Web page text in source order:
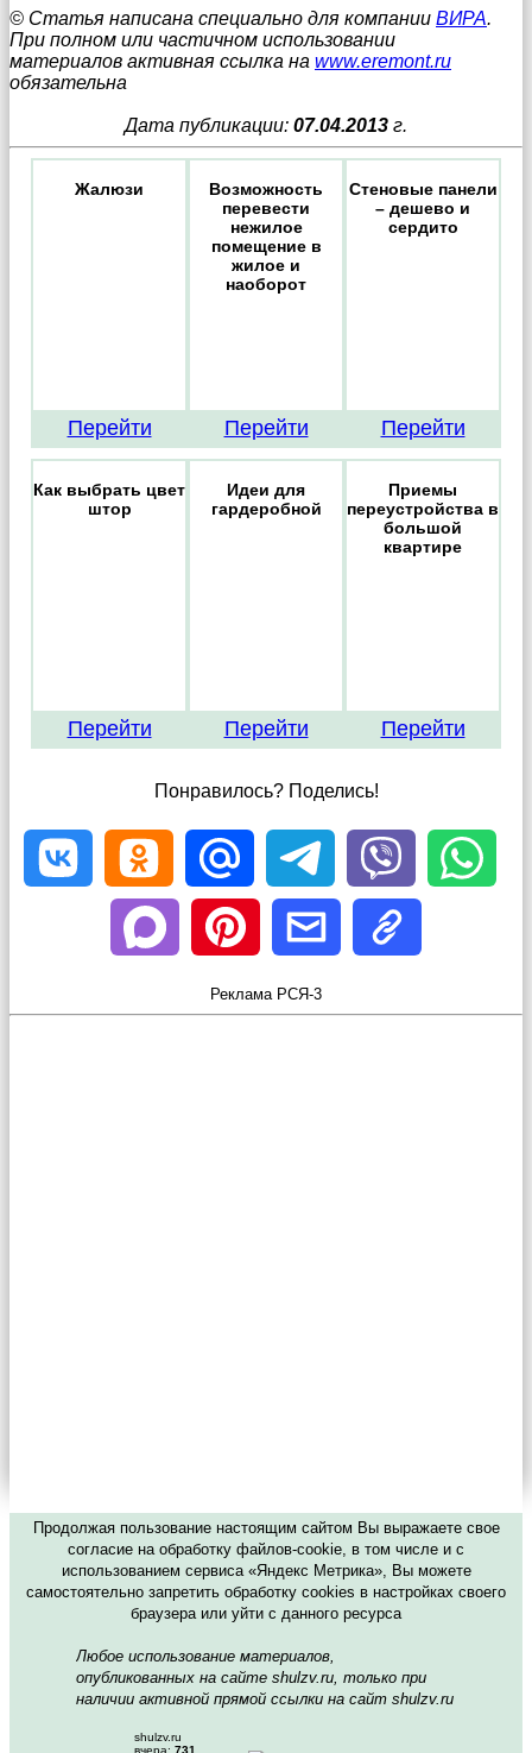
© Статья написана специально для компании ВИРА.
При полном или частичном использовании
материалов активная ссылка на www.eremont.ru
обязательна
Дата публикации: 07.04.2013 г.
Жалюзи
Перейти
Возможность
перевести
нежилое
помещение в
жилое и
наоборот
Перейти
Стеновые панели
– дешево и
сердито
Перейти
Как выбрать цвет
штор
Перейти
Идеи для
гардеробной
Перейти
Приемы
переустройства в
большой
квартире
Перейти
Понравилось? Поделись!
Реклама РСЯ-3
Продолжая пользование настоящим сайтом Вы выражаете свое
согласие на обработку файлов-cookie, в том числе и с
использованием сервиса «Яндекс Метрика», Вы можете
самостоятельно запретить обработку cookies в настройках своего
браузера или уйти с данного ресурса
Любое использование материалов,
опубликованных на сайте shulzv.ru, только при
наличии активной прямой ссылки на сайт shulzv.ru
shulzv.ru
вчера: 731